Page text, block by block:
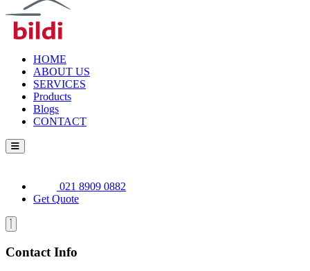
HOME
ABOUT US
SERVICES
Products
Blogs
CONTACT
021 8909 0882
Get Quote
Contact Info